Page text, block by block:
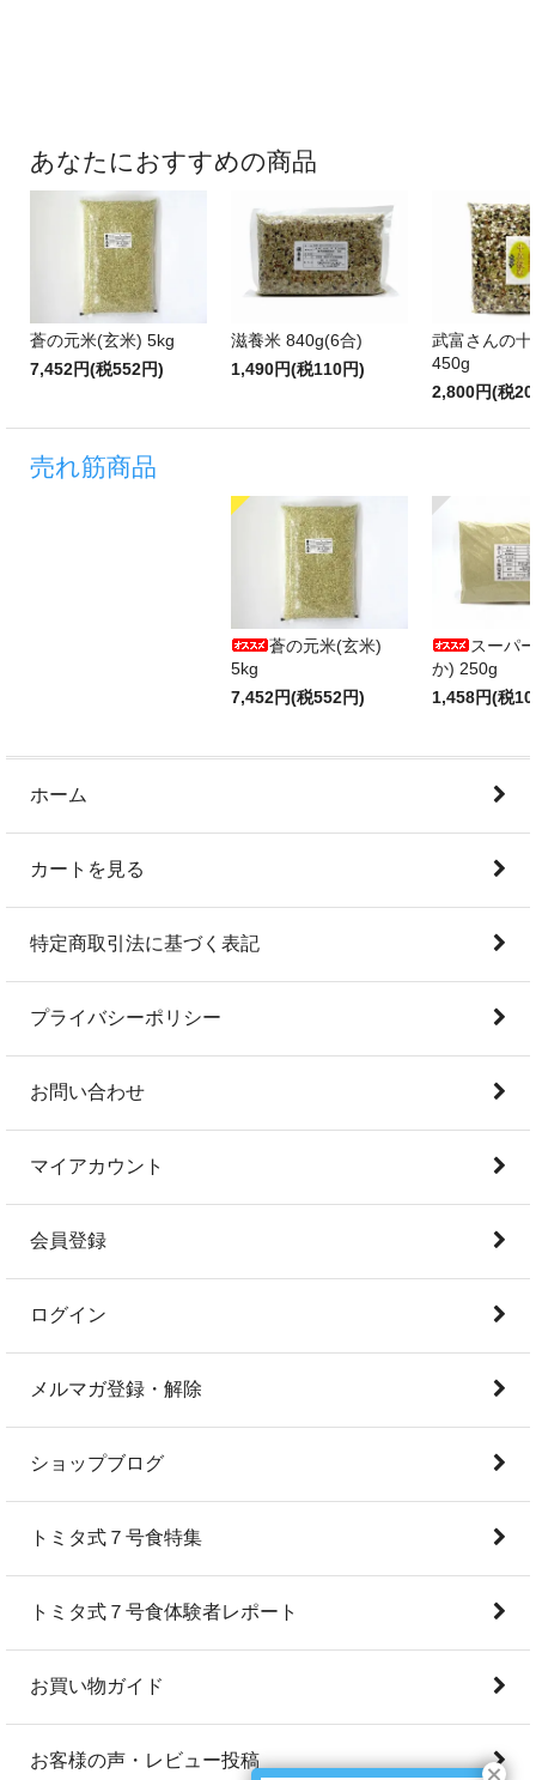
あなたにおすすめの商品
蒼の元米(玄米) 5kg
7,452円(税552円)
滋養米 840g(6合)
1,490円(税110円)
武富さんの
450g
2,800円(税
売れ筋商品
蒼の元米(玄米)
5kg
7,452円(税552円)
スーパ
か) 250g
1,458円(税
ホーム
カートを見る
特定商取引法に基づく表記
プライバシーポリシー
お問い合わせ
マイアカウント
会員登録
ログイン
メルマガ登録・解除
ショップブログ
トミタ式７号食特集
トミタ式７号食体験者レポート
お買い物ガイド
お客様の声・レビュー投稿